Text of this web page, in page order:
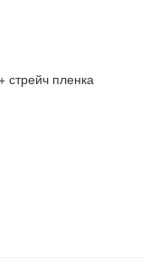
стрейч пленка